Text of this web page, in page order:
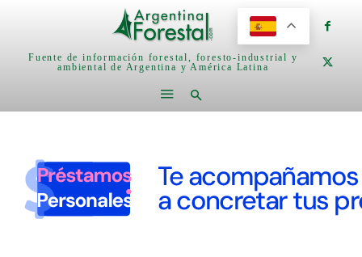
Fuente de información forestal, foresto-industrial y
ambiental de Argentina y América Latina